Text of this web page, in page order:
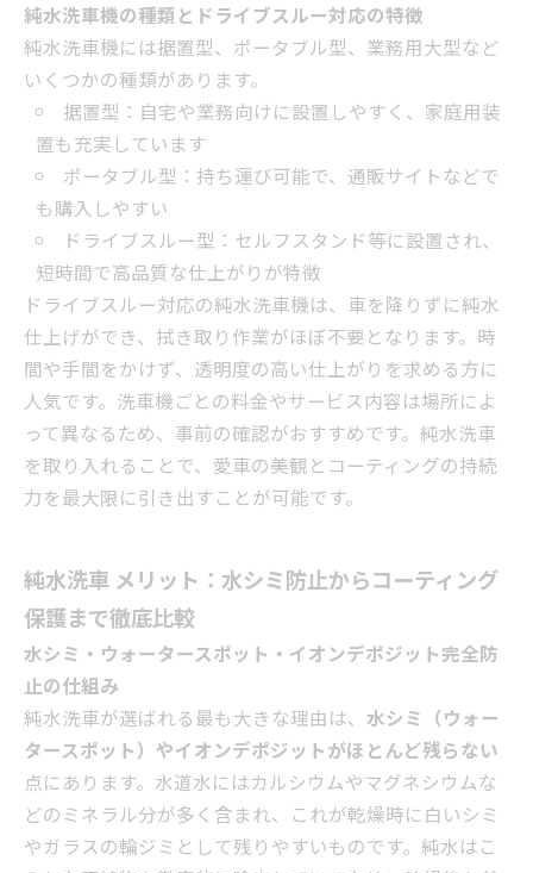
純水洗車機の種類とドライブスルー対応の特徴
純水洗車機には据置型、ポータブル型、業務用大型など
いくつかの種類があります。
据置型：自宅や業務向けに設置しやすく、家庭用装
置も充実しています
ポータブル型：持ち運び可能で、通販サイトなどで
も購入しやすい
ドライブスルー型：セルフスタンド等に設置され、
短時間で高品質な仕上がりが特徴
ドライブスルー対応の純水洗車機は、車を降りずに純水
仕上げができ、拭き取り作業がほぼ不要となります。時
間や手間をかけず、透明度の高い仕上がりを求める方に
人気です。洗車機ごとの料金やサービス内容は場所によ
って異なるため、事前の確認がおすすめです。純水洗車
を取り入れることで、愛車の美観とコーティングの持続
力を最大限に引き出すことが可能です。
純水洗車 メリット：水シミ防止からコーティング
保護まで徹底比較
水シミ・ウォータースポット・イオンデポジット完全防
止の仕組み
純水洗車が選ばれる最も大きな理由は、 水シミ（ウォー
タースポット）やイオンデポジットがほとんど残らない
点にあります。水道水にはカルシウムやマグネシウムな
どのミネラル分が多く含まれ、これが乾燥時に白いシミ
やガラスの輪ジミとして残りやすいものです。純水はこ